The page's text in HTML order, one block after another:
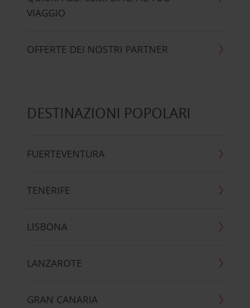
VIAGGIO
OFFERTE DEI NOSTRI PARTNER
DESTINAZIONI POPOLARI
FUERTEVENTURA
TENERIFE
LISBONA
LANZAROTE
GRAN CANARIA